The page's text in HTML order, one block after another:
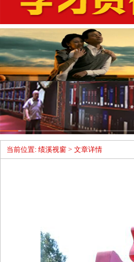
当前位置: 绩溪视窗 > 文章详情